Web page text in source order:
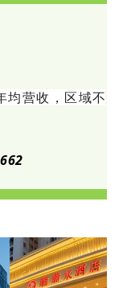
均营收，区域不